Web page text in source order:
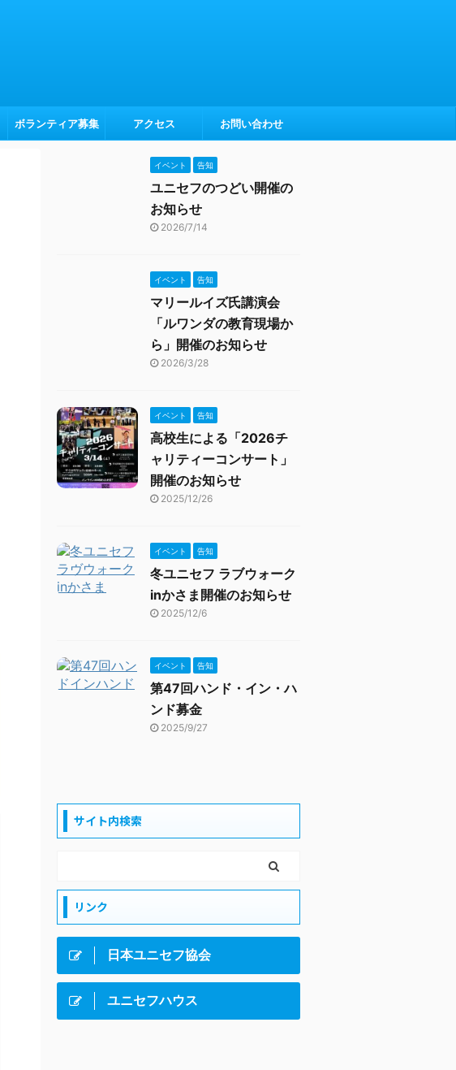
ボランティア募集 アクセス お問い合わせ
イベント 告知
ユニセフのつどい開催の
お知らせ
2026/7/14
イベント 告知
マリールイズ氏講演会
「ルワンダの教育現場か
ら」開催のお知らせ
2026/3/28
イベント 告知
高校生による「2026チ
ャリティーコンサート」
開催のお知らせ
2025/12/26
イベント 告知
冬ユニセフ ラブウォーク
inかさま開催のお知らせ
2025/12/6
イベント 告知
第47回ハンド・イン・ハ
ンド募金
2025/9/27
サイト内検索
リンク
日本ユニセフ協会
ユニセフハウス